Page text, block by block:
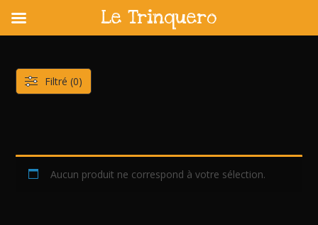
content
Aucun produit ne correspond à votre sélection.
Filtré (0)
Le Trinquero